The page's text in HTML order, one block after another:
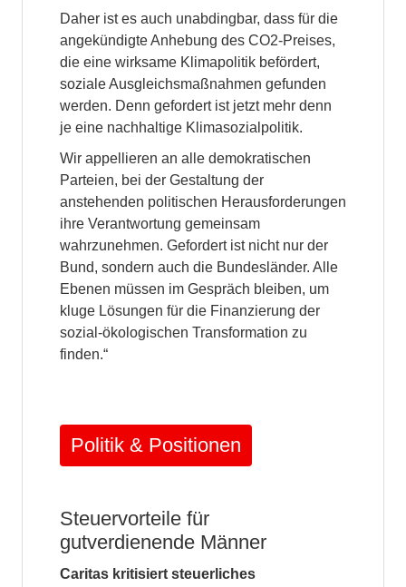
Daher ist es auch unabdingbar, dass für die
angekündigte Anhebung des CO2-Preises,
die eine wirksame Klimapolitik befördert,
soziale Ausgleichsmaßnahmen gefunden
werden. Denn gefordert ist jetzt mehr denn
je eine nachhaltige Klimasozialpolitik.
Wir appellieren an alle demokratischen
Parteien, bei der Gestaltung der
anstehenden politischen Herausforderungen
ihre Verantwortung gemeinsam
wahrzunehmen. Gefordert ist nicht nur der
Bund, sondern auch die Bundesländer. Alle
Ebenen müssen im Gespräch bleiben, um
kluge Lösungen für die Finanzierung der
sozial-ökologischen Transformation zu
finden.“
Politik & Positionen
Steuervorteile für
gutverdienende Männer
Caritas kritisiert steuerliches